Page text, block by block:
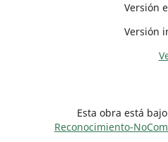
Versión
Versión
Esta obra está
Reconocimiento-